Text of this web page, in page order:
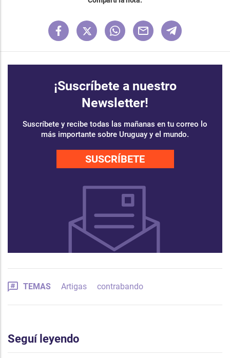
¡Suscríbete a nuestro
Newsletter!
Suscríbete y recibe todas las mañanas en tu correo lo
más importante sobre Uruguay y el mundo.
SUSCRÍBETE
TEMAS Artigas contrabando
Seguí leyendo